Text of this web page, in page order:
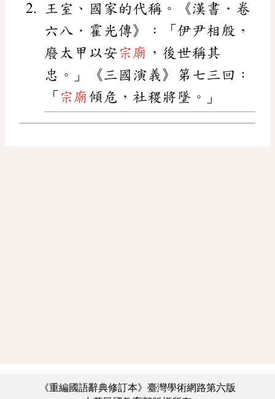
王室、國家的代稱。《漢書．卷
六八．霍光傳》：「伊尹相殷，
廢太甲以安 宗廟 ，後世稱其
忠。」《三國演義》第七三回：
「 宗廟 傾危，社稷將墜。」
《重編國語辭典修訂本》臺灣學術網路第六版